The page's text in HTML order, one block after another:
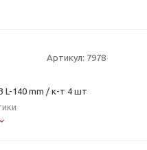
Артикул: 7978
L-140 mm / к-т 4 шт